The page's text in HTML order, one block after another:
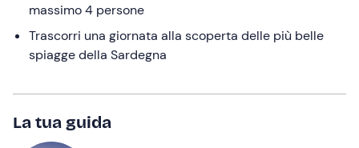
massimo 4 persone
Trascorri una giornata alla scoperta delle più belle
spiagge della Sardegna
La tua guida